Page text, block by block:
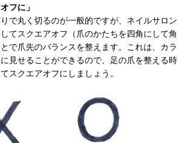
フに」
で丸く切るのが一般的ですが、ネイルサロン
てスクエアオフ（爪のかたちを四角にして角
で爪先のバランスを整えます。これは、カラ
見せることができるので、足の爪を整える時
スクエアオフにしましょう。